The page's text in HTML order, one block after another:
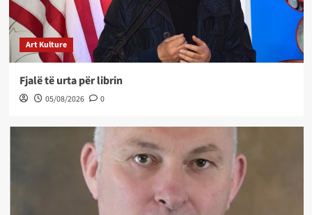
Art Kulture
Fjalë të urta për librin
05/08/2026 0